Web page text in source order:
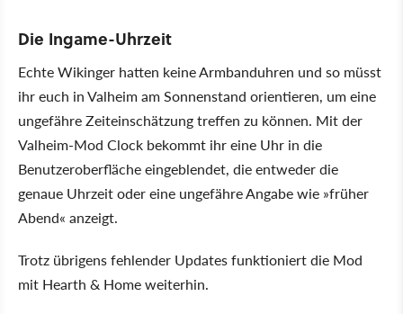
Die Ingame-Uhrzeit
Echte Wikinger hatten keine Armbanduhren und so müsst
ihr euch in Valheim am Sonnenstand orientieren, um eine
ungefähre Zeiteinschätzung treffen zu können. Mit der
Valheim-Mod Clock bekommt ihr eine Uhr in die
Benutzeroberfläche eingeblendet, die entweder die
genaue Uhrzeit oder eine ungefähre Angabe wie »früher
Abend« anzeigt.
Trotz übrigens fehlender Updates funktioniert die Mod
mit Hearth & Home weiterhin.